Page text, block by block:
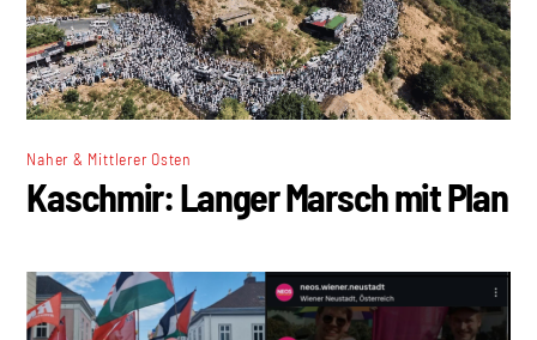
Naher & Mittlerer Osten
Kaschmir: Langer Marsch mit Plan